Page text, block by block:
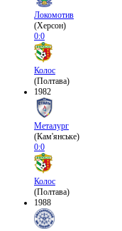
Локомотив
(Херсон)
0:0
Колос
(Полтава)
1982
Металург
(Кам'янське)
0:0
Колос
(Полтава)
1988